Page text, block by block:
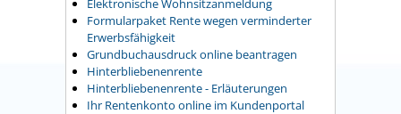
Formularpaket Rente wegen verminderter
Erwerbsfähigkeit
Grundbuchausdruck online beantragen
Hinterbliebenenrente
Hinterbliebenenrente - Erläuterungen
Ihr Rentenkonto online im Kundenportal